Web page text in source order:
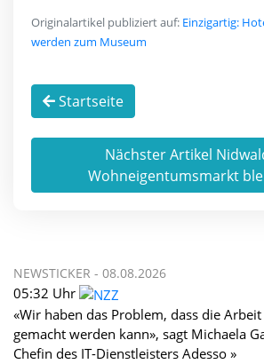
Originalartikel publiziert auf: Einzigartig:
werden zum Museum
Startseite
Nächster Artikel
Wohneigentumsmarkt
NEWSTICKER - 08.08.2026
05:32 Uhr
«Wir haben das Problem, dass die
gemacht werden kann», sagt Michaela
Chefin des IT-Dienstleisters Adesso »